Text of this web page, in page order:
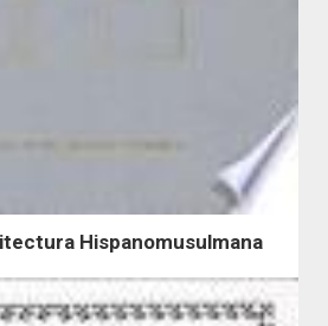
Hispanomusulmana